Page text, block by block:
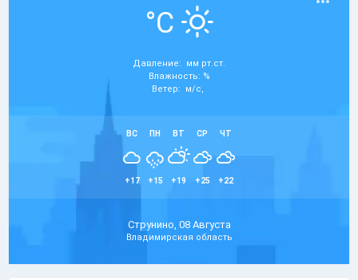
°C
Давление: мм рт.ст.
Влажность: %
Ветер: м/с,
ВС
+17
ПН
+15
ВТ
+19
СР
+25
ЧТ
+22
Струнино, 08 Августа
Владимирская область